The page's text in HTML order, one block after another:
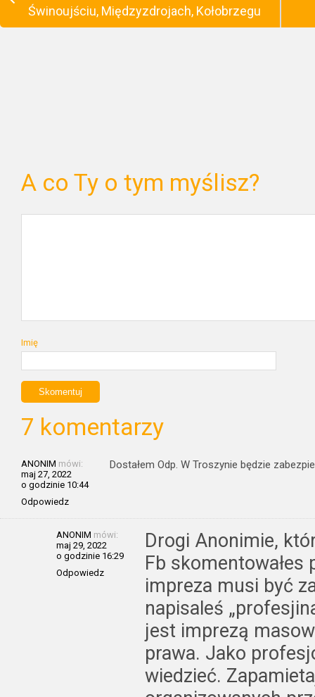
Świnoujściu, Międzyzdrojach, Kołobrzegu
A co Ty o tym myślisz?
Imię
7 komentarzy
ANONIM mówi:
maj 27, 2022
o godzinie 10:44
Odpowiedz
Dostałem Odp. W Troszynie będzie
ANONIM mówi:
maj 29, 2022
o godzinie 16:29
Odpowiedz
Drogi Anonimie,
Fb skomentowałes
impreza musi być
napisaleś
jest imprezą
prawa. Jako
wiedzieć.